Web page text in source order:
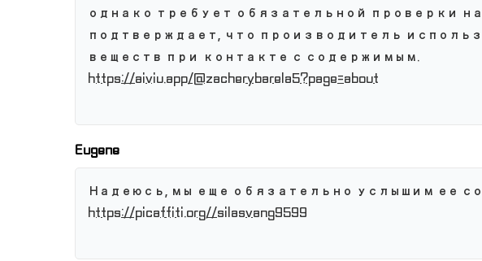
однако требует обязательной проверки
подтверждает, что производитель
веществ при контакте с содержимым.
https://aiviu.app/@zacherybarela5?page=about
Eugene
Надеюсь, мы еще обязательно услышим ее
https://picaffiti.org//silasvang9599